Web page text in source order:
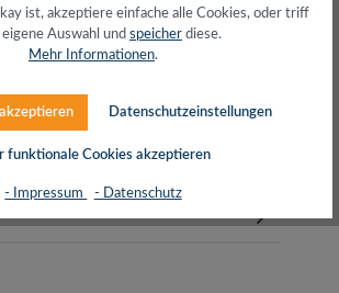
AWG…
ist, akzeptiere einfache alle Cookies, oder triff
Auswahl und speicher diese.
Mehr Informationen.
Datenschutzeinstellungen
funktionale Cookies akzeptieren
- Impressum - Datenschutz